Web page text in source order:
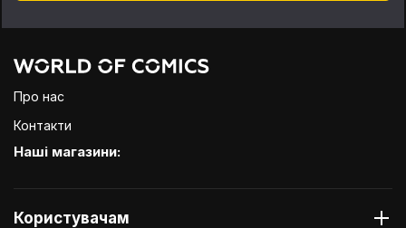
Про нас
Контакти
Наші магазини:
Користувачам